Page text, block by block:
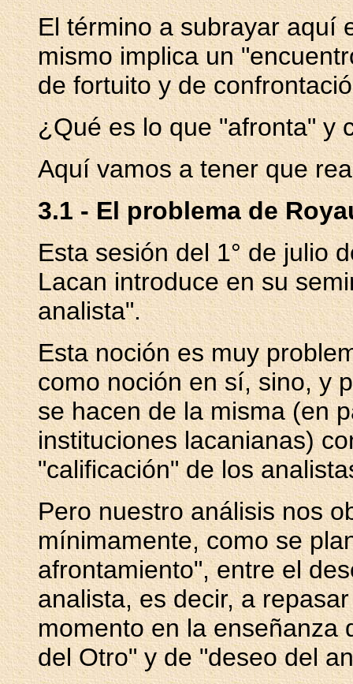
El término a subrayar aquí
mismo implica un
de fortuito y de
¿Qué es lo que "afronta" y
Aquí vamos a tener que
3.1 - El problema de
Esta sesión del 1° de julio
Lacan introduce en su
analista".
Esta noción es muy
como noción en sí, sino, y
se hacen de la misma (en
instituciones lacanianas)
"calificación" de los
Pero nuestro análisis nos
mínimamente, como se
afrontamiento", entre el
analista, es decir, a
momento en la enseñanza
del Otro" y de "deseo del